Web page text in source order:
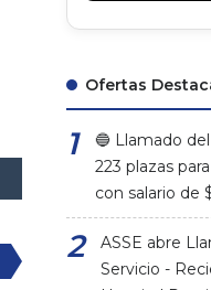
Ofertas
🔵 Llamado
223 plazas
con salario de
ASSE abre
Servicio -